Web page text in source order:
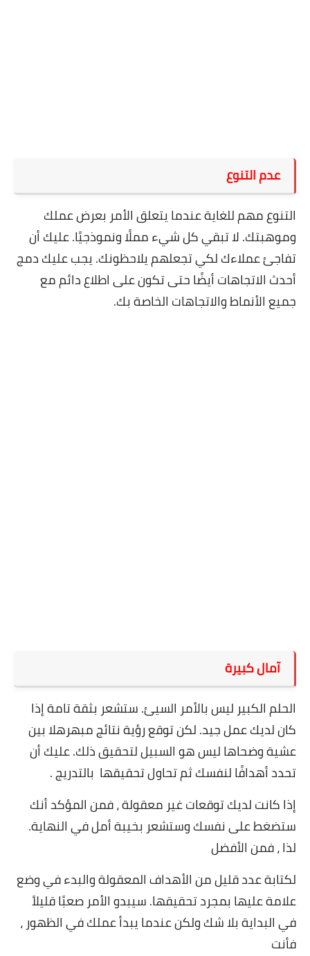
عدم التنوع
التنوع مهم للغاية عندما يتعلق الأمر بعرض عملك
وموهبتك. لا تبقي كل شيء مملًا ونموذجيًا. عليك أن
تفاجئ عملاءك لكي تجعلهم يلاحظونك. يجب عليك دمج
أحدث الاتجاهات أيضًا حتى تكون على اطلاع دائممع
جميع الأنماط والاتجاهات الخاصة بك.
آمال كبيرة
الحلم الكبير ليس بالأمر السيئ. ستشعر بثقة تامة إذا
كان لديك عمل جيد. لكن توقع رؤية نتائج مبهرهلا بين
عشية وضحاها ليس هو السبيل لتحقيق ذلك. عليك أن
تحدد أهدافًا لنفسك ثم تحاول تحقيقها بالتدريج .
إذا كانت لديك توقعات غير معقولة ، فمن المؤكد أنك
ستضغط على نفسك وستشعر بخيبة أمل في النهاية.
لذا ، فمن الأفضل
لكتابة عدد قليل من الأهداف المعقولة والبدء في وضع
علامة عليها بمجرد تحقيقها. سيبدو الأمر صعبًا قليلاً
في البداية بلا شك ولكن عندما يبدأ عملك في الظهور ،
فأنت